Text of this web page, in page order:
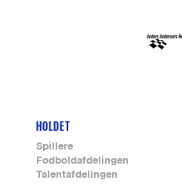
Footer-
menu
HOLDET
Spillere
Fodboldafdelingen
Talentafdelingen